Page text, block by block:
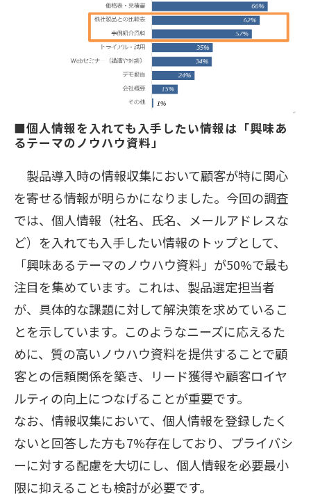
■個人情報を入れても入手したい情報は「興味あ
るテーマのノウハウ資料」
製品導入時の情報収集において顧客が特に関心
を寄せる情報が明らかになりました。今回の調査
では、個人情報（社名、氏名、メールアドレスな
ど）を入れても入手したい情報のトップとして、
「興味あるテーマのノウハウ資料」が50%で最も
注目を集めています。これは、製品選定担当者
が、具体的な課題に対して解決策を求めているこ
とを示しています。このようなニーズに応えるた
めに、質の高いノウハウ資料を提供することで顧
客との信頼関係を築き、リード獲得や顧客ロイヤ
ルティの向上につなげることが重要です。
なお、情報収集において、個人情報を登録したく
ないと回答した方も7%存在しており、プライバシ
ーに対する配慮を大切にし、個人情報を必要最小
限に抑えることも検討が必要です。